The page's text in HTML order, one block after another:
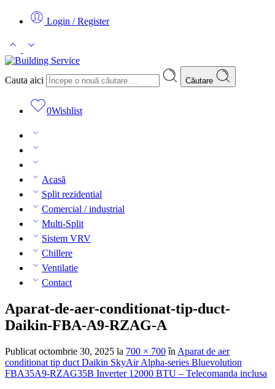
Login / Register
Cauta aici Căutare
0Wishlist
Acasă
Split rezidential
Comercial / industrial
Multi-Split
Sistem VRV
Chillere
Ventilatie
Contact
Aparat-de-aer-conditionat-tip-duct-
Daikin-FBA-A9-RZAG-A
Publicat octombrie 30, 2025 la 700 × 700în Aparat de aer
conditionat tip duct Daikin SkyAir Alpha-series Bluevolution
FBA35A9-RZAG35B Inverter 12000 BTU – Telecomanda inclusa